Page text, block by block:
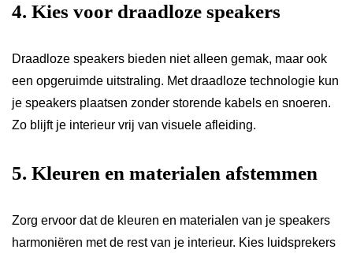
4. Kies voor draadloze speakers
Draadloze speakers bieden niet alleen gemak, maar ook
een opgeruimde uitstraling. Met draadloze technologie kun
je speakers plaatsen zonder storende kabels en snoeren.
Zo blijft je interieur vrij van visuele afleiding.
5. Kleuren en materialen afstemmen
Zorg ervoor dat de kleuren en materialen van je speakers
harmoniëren met de rest van je interieur. Kies luidsprekers